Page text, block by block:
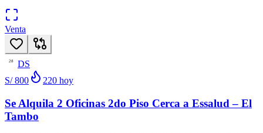
Venta
28
DS
S/ 800
220 hoy
Se Alquila 2 Oficinas 2do Piso Cerca a Essalud – El
Tambo